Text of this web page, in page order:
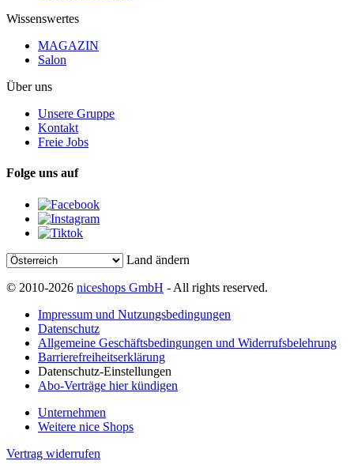
Wissenswertes
MAGAZIN
Salon
Über uns
Unsere Gruppe
Kontakt
Freie Jobs
Folge uns auf
Land ändern
© 2010-2026 niceshops GmbH - All rights reserved.
Impressum und Nutzungsbedingungen
Datenschutz
Allgemeine Geschäftsbedingungen und Widerrufsbelehrung
Barrierefreiheitserklärung
Datenschutz-Einstellungen
Abo-Verträge hier kündigen
Unternehmen
Weitere nice Shops
Vertrag widerrufen